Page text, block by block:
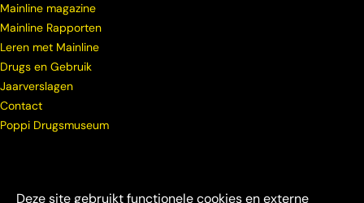
Deze site gebruikt functionele cookies en externe
Mainline magazine
Mainline Rapporten
Leren met Mainline
Drugs en Gebruik
Jaarverslagen
Contact
Poppi Drugsmuseum